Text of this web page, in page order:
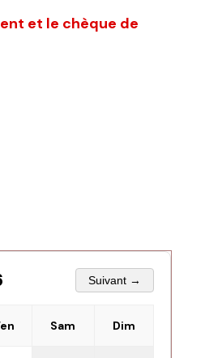
et le chèque de
Suivant →
Sam Dim